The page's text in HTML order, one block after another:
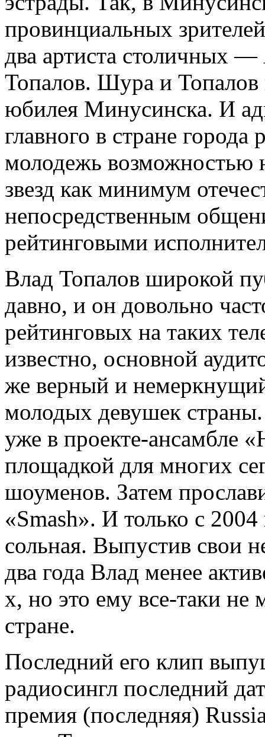
провинциальных
два артиста столичных
Топалов. Шура и
юбилея Минусинска. И
главного в стране
молодежь возможностью
звезд как минимум
непосредственным
рейтинговыми
Влад Топалов широкой
давно, и он довольно
рейтинговых на таких
известно, основной
же верный и
молодых девушек
уже в проекте-ансамбле
площадкой для многих
шоуменов. Затем
«Smash». И только с 2004
сольная. Выпустив свои
два года Влад менее
х, но это ему все-таки не
стране.
Последний его клип
радиосингл последний
премия (последняя)